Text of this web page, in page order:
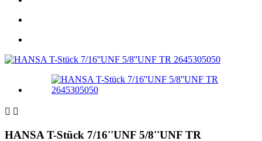
 
HANSA T-Stück 7/16''UNF 5/8''UNF TR